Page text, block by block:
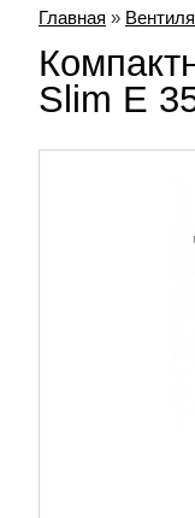
Главная »
Slim E